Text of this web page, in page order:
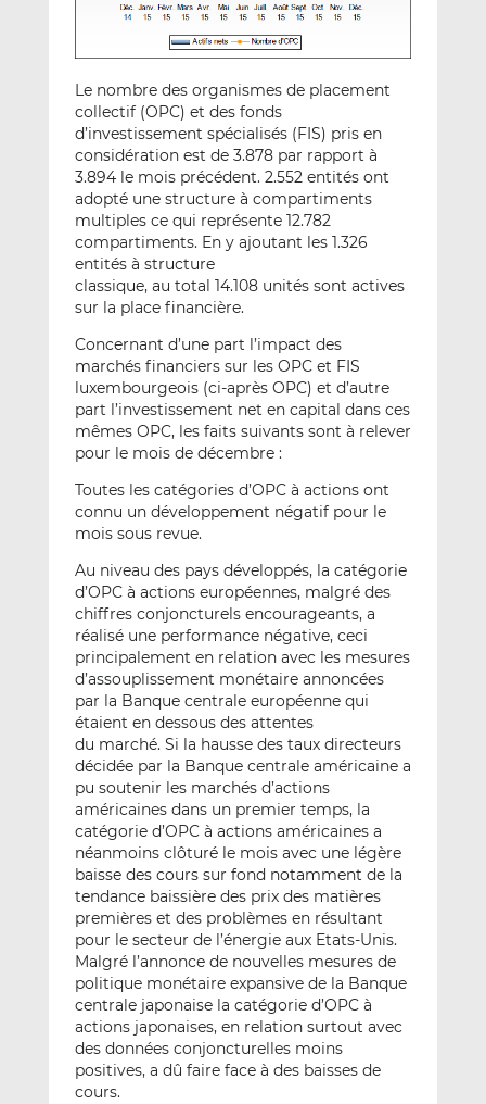
Le nombre des organismes de placement
collectif (OPC) et des fonds
d’investissement spécialisés (FIS) pris en
considération est de 3.878 par rapport à
3.894 le mois précédent. 2.552 entités ont
adopté une structure à compartiments
multiples ce qui représente 12.782
compartiments. En y ajoutant les 1.326
entités à structure
classique, au total 14.108 unités sont actives
sur la place financière.
Concernant d’une part l’impact des
marchés financiers sur les OPC et FIS
luxembourgeois (ci-après OPC) et d’autre
part l’investissement net en capital dans ces
mêmes OPC, les faits suivants sont à relever
pour le mois de décembre :
Toutes les catégories d’OPC à actions ont
connu un développement négatif pour le
mois sous revue.
Au niveau des pays développés, la catégorie
d’OPC à actions européennes, malgré des
chiffres conjoncturels encourageants, a
réalisé une performance négative, ceci
principalement en relation avec les mesures
d’assouplissement monétaire annoncées
par la Banque centrale européenne qui
étaient en dessous des attentes
du marché. Si la hausse des taux directeurs
décidée par la Banque centrale américaine a
pu soutenir les marchés d’actions
américaines dans un premier temps, la
catégorie d’OPC à actions américaines a
néanmoins clôturé le mois avec une légère
baisse des cours sur fond notamment de la
tendance baissière des prix des matières
premières et des problèmes en résultant
pour le secteur de l’énergie aux Etats-Unis.
Malgré l’annonce de nouvelles mesures de
politique monétaire expansive de la Banque
centrale japonaise la catégorie d’OPC à
actions japonaises, en relation surtout avec
des données conjoncturelles moins
positives, a dû faire face à des baisses de
cours.